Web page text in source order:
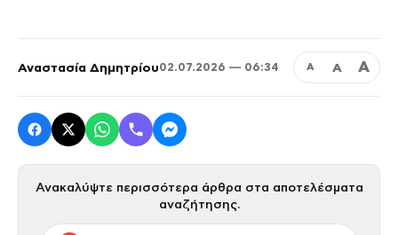
Αναστασία Δημητρίου02.07.2026 — 06:34 Α Α Α
Ανακαλύψτε περισσότερα άρθρα στα αποτελέσματα
αναζήτησης.